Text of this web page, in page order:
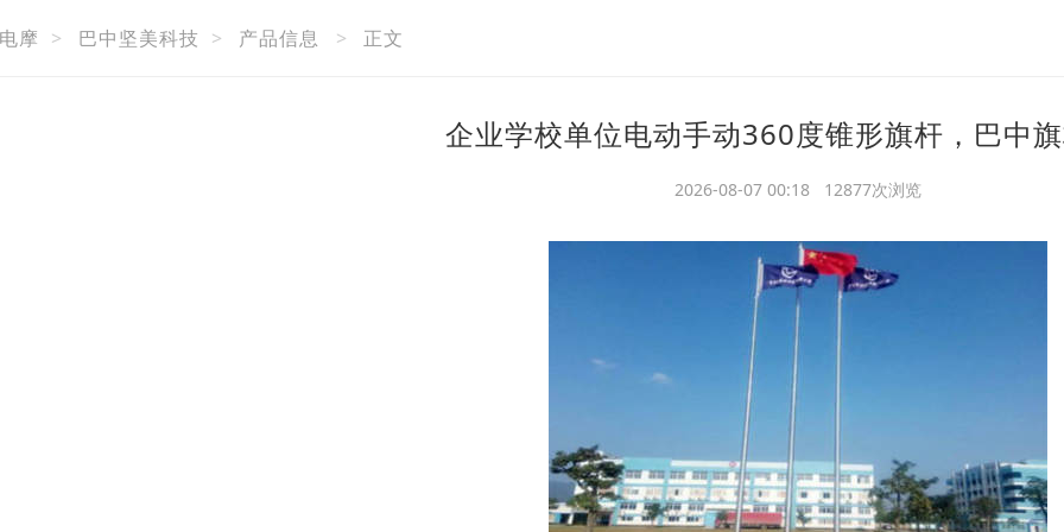
摩 > 巴中坚美科技 > 产品信息 > 正文
企业学校单位电动手动360度锥形旗杆，巴中
2026-08-07 00:18 12877次浏览